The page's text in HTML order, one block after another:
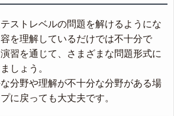
ストレベルの問題を解けるようにな
を理解しているだけでは不十分で
習を通じて、さまざまな問題形式に
しょう。
分野や理解が不十分な分野がある場
に戻っても大丈夫です。